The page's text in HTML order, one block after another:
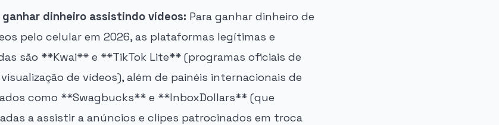
dinheiro assistindo vídeos: Para ganhar dinheiro de
pelo celular em 2026, as plataformas legítimas e
são **Kwai** e **TikTok Lite** (programas oficiais de
de vídeos), além de painéis internacionais de
como **Swagbucks** e **InboxDollars** (que
a assistir a anúncios e clipes patrocinados em troca